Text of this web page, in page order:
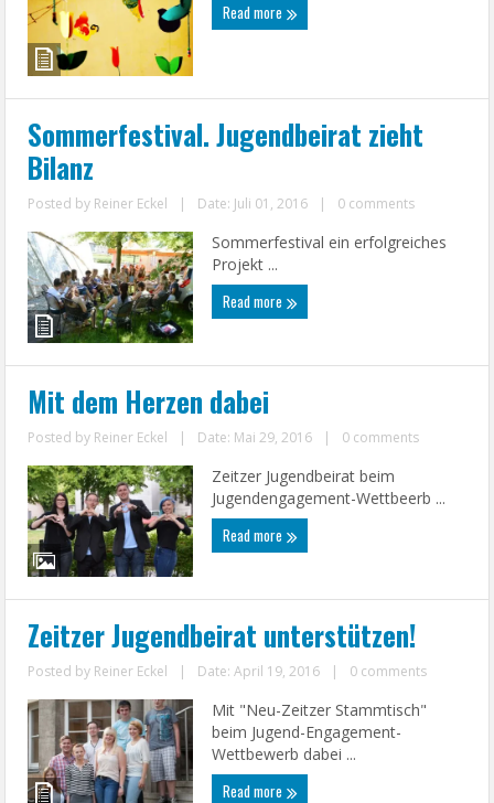
Read more
Sommerfestival. Jugendbeirat zieht
Bilanz
Posted by Reiner Eckel | Date: Juli 01, 2016 | 0 comments
Sommerfestival ein erfolgreiches
Projekt ...
Read more
Mit dem Herzen dabei
Posted by Reiner Eckel | Date: Mai 29, 2016 | 0 comments
Zeitzer Jugendbeirat beim
Jugendengagement-Wettbeerb ...
Read more
Zeitzer Jugendbeirat unterstützen!
Posted by Reiner Eckel | Date: April 19, 2016 | 0 comments
Mit "Neu-Zeitzer Stammtisch"
beim Jugend-Engagement-
Wettbewerb dabei ...
Read more